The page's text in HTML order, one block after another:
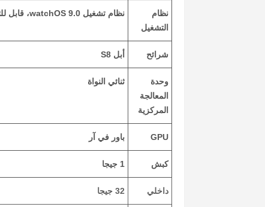
نظام
التشغيل
نظام تشغيل watchOS 9.0، قابل للترقية إلى 9.2
شرائح أبل S8
وحدة
المعالجة
المركزية
ثنائي النواة
GPU باور في آر
كبش 1 جيجا
داخلي 32 جيجا